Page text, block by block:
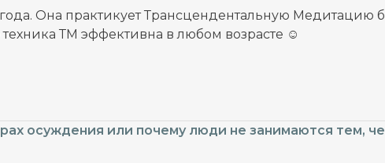
Она практикует Трансцендентальную Медитацию
ТМ эффективна в любом возрасте ☺️
осуждения или почему люди не занимаются тем,